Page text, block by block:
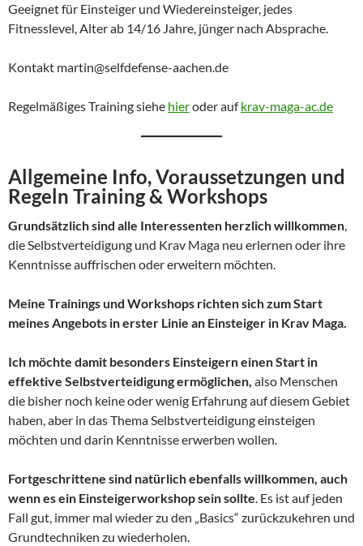
Geeignet für Einsteiger und Wiedereinsteiger, jedes
Fitnesslevel, Alter ab 14/16 Jahre, jünger nach Absprache.
Kontakt martin@selfdefense-aachen.de
Regelmäßiges Training siehe hieroder aufkrav-maga-ac.de
Allgemeine Info, Voraussetzungen und
Regeln Training & Workshops
Grundsätzlich sind alle Interessenten herzlich willkommen,
die Selbstverteidigung und Krav Maga neu erlernen oder ihre
Kenntnisse auffrischen oder erweitern möchten.
Meine Trainings und Workshops richten sich zum Start
meines Angebots in erster Linie an Einsteiger in Krav Maga.
Ich möchte damit besonders Einsteigern einen Start in
effektive Selbstverteidigung ermöglichen, also Menschen
die bisher noch keine oder wenig Erfahrung auf diesem Gebiet
haben, aber in das Thema Selbstverteidigung einsteigen
möchten und darin Kenntnisse erwerben wollen.
Fortgeschrittene sind natürlich ebenfalls willkommen, auch
wenn es ein Einsteigerworkshop sein sollte. Es ist auf jeden
Fall gut, immer mal wieder zu den „Basics“ zurückzukehren und
Grundtechniken zu wiederholen.